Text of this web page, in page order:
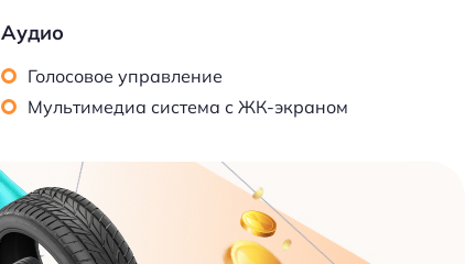
Аудио
Голосовое управление
Мультимедиа система с ЖК-экраном